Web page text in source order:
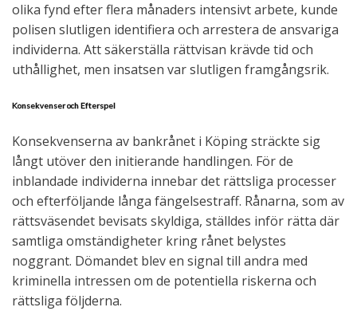
olika fynd efter flera månaders intensivt arbete, kunde
polisen slutligen identifiera och arrestera de ansvariga
individerna. Att säkerställa rättvisan krävde tid och
uthållighet, men insatsen var slutligen framgångsrik.
Konsekvenser och Efterspel
Konsekvenserna av bankrånet i Köping sträckte sig
långt utöver den initierande handlingen. För de
inblandade individerna innebar det rättsliga processer
och efterföljande långa fängelsestraff. Rånarna, som av
rättsväsendet bevisats skyldiga, ställdes inför rätta där
samtliga omständigheter kring rånet belystes
noggrant. Dömandet blev en signal till andra med
kriminella intressen om de potentiella riskerna och
rättsliga följderna.